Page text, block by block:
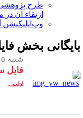
طرح پژوهشی
ارتقاء آن در
وب‌اپلیکیشن
بخش
شنبه ۵ خرداد ۱۴۰۳ -
فایل
ادامه...